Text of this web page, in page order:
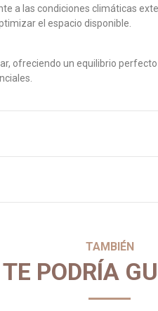
a las condiciones climáticas
el espacio disponible.
ofreciendo un equilibrio
TAMBIÉN
TE PODRÍA